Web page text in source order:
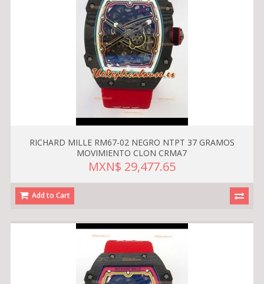
RICHARD MILLE RM67-02 NEGRO NTPT 37 GRAMOS
MOVIMIENTO CLON CRMA7
MXN$ 29,477.65
Add to Cart